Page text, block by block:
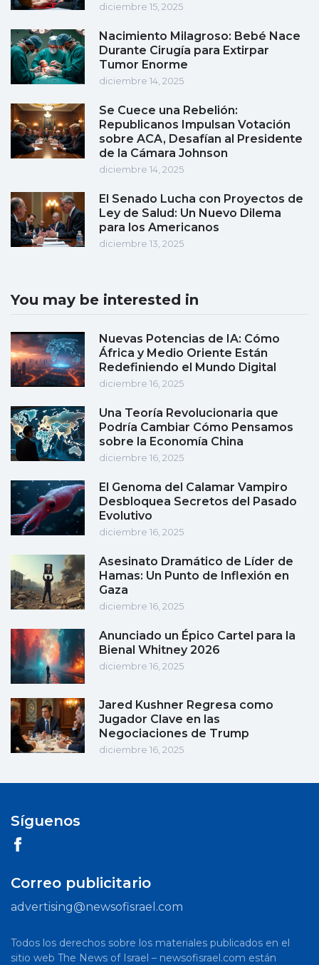
diciembre 15, 2025
Nacimiento Milagroso: Bebé Nace
Durante Cirugía para Extirpar
Tumor Enorme
diciembre 14, 2025
Se Cuece una Rebelión:
Republicanos Impulsan Votación
sobre ACA, Desafían al Presidente
de la Cámara Johnson
diciembre 14, 2025
El Senado Lucha con Proyectos de
Ley de Salud: Un Nuevo Dilema
para los Americanos
diciembre 13, 2025
You may be interested in
Nuevas Potencias de IA: Cómo
África y Medio Oriente Están
Redefiniendo el Mundo Digital
diciembre 16, 2025
Una Teoría Revolucionaria que
Podría Cambiar Cómo Pensamos
sobre la Economía China
diciembre 16, 2025
El Genoma del Calamar Vampiro
Desbloquea Secretos del Pasado
Evolutivo
diciembre 16, 2025
Asesinato Dramático de Líder de
Hamas: Un Punto de Inflexión en
Gaza
diciembre 16, 2025
Anunciado un Épico Cartel para la
Bienal Whitney 2026
diciembre 16, 2025
Jared Kushner Regresa como
Jugador Clave en las
Negociaciones de Trump
diciembre 16, 2025
Síguenos
Correo publicitario
advertising@newsofisrael.com
Todos los derechos sobre los materiales publicados en el
sitio web The News of Israel – newsofisrael.com están